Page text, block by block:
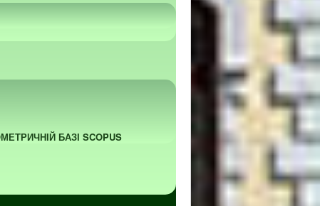
БАЗІ SCOPUS